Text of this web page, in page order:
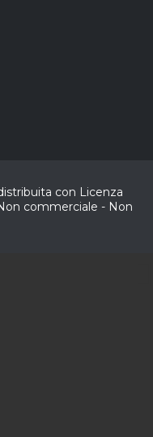
con Licenza
commerciale - Non